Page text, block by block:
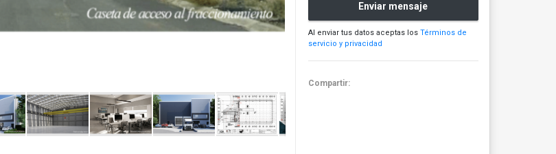
Enviar mensaje
Al enviar tus datos aceptas los Términos de
servicio y privacidad
Compartir: